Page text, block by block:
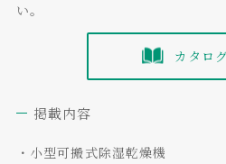
い。
カタロ
掲載内容
・小型可搬式除湿乾燥機